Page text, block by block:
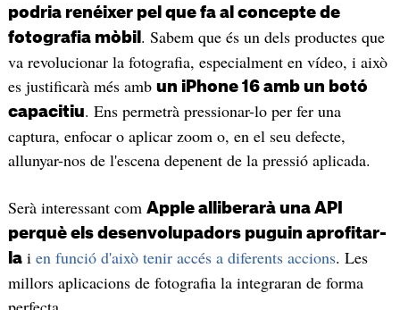
podria renéixer pel que fa al concepte de
fotografia mòbil . Sabem que és un dels productes que
va revolucionar la fotografia, especialment en vídeo, i això
es justificarà més amb un iPhone 16 amb un botó
capacitiu. Ens permetrà pressionar-lo per fer una
captura, enfocar o aplicar zoom o, en el seu defecte,
allunyar-nos de l'escena depenent de la pressió aplicada.
Serà interessant com Apple alliberarà una API
perquè els desenvolupadors puguin aprofitar-
lai en funció d'això tenir accés a diferents accions. Les
millors aplicacions de fotografia la integraran de forma